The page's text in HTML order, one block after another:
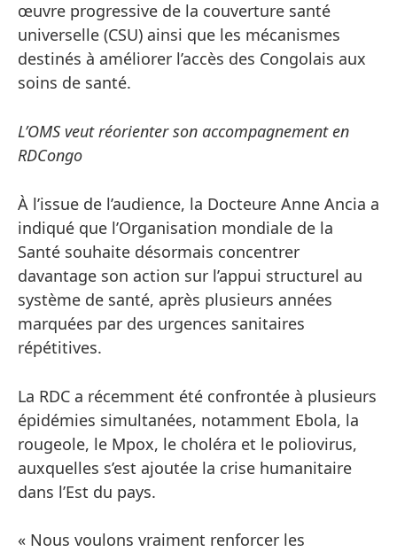
œuvre progressive de la couverture santé
universelle (CSU) ainsi que les mécanismes
destinés à améliorer l’accès des Congolais aux
soins de santé.
L’OMS veut réorienter son accompagnement en
RDCongo
À l’issue de l’audience, la Docteure Anne Ancia a
indiqué que l’Organisation mondiale de la
Santé souhaite désormais concentrer
davantage son action sur l’appui structurel au
système de santé, après plusieurs années
marquées par des urgences sanitaires
répétitives.
La RDC a récemment été confrontée à plusieurs
épidémies simultanées, notamment Ebola, la
rougeole, le Mpox, le choléra et le poliovirus,
auxquelles s’est ajoutée la crise humanitaire
dans l’Est du pays.
« Nous voulons vraiment renforcer les